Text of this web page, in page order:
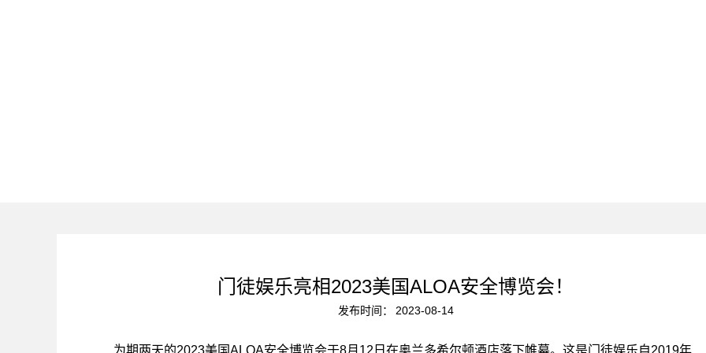
门徒娱乐亮相2023美国ALOA安全博览会！
发布时间： 2023-08-14
为期两天的2023美国ALOA安全博览会于8月12日在奥兰多希尔顿酒店落下帷幕。这是门徒娱乐自2019年